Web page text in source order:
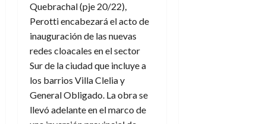
Quebrachal (pje 20/22),
Perotti encabezará el acto de
inauguración de las nuevas
redes cloacales en el sector
Sur de la ciudad que incluye a
los barrios Villa Clelia y
General Obligado. La obra se
llevó adelante en el marco de